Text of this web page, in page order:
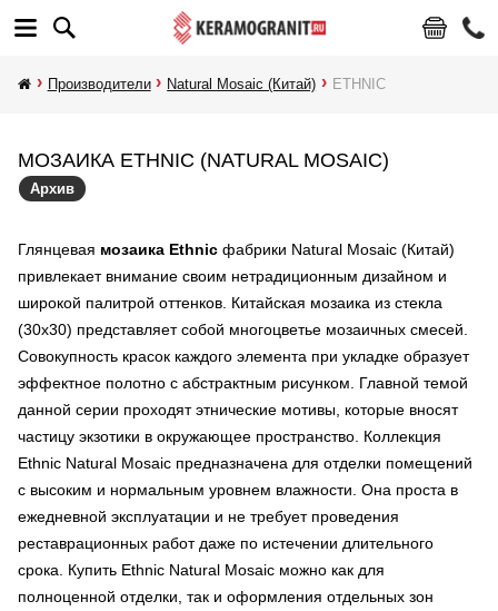
Производители Natural Mosaic (Китай) ETHNIC
МОЗАИКА ETHNIC (NATURAL MOSAIC)
Архив
Глянцевая мозаика Ethnic фабрики Natural Mosaic (Китай)
привлекает внимание своим нетрадиционным дизайном и
широкой палитрой оттенков. Китайская мозаика из стекла
(30х30) представляет собой многоцветье мозаичных смесей.
Совокупность красок каждого элемента при укладке образует
эффектное полотно с абстрактным рисунком. Главной темой
данной серии проходят этнические мотивы, которые вносят
частицу экзотики в окружающее пространство. Коллекция
Ethnic Natural Mosaic предназначена для отделки помещений
с высоким и нормальным уровнем влажности. Она проста в
ежедневной эксплуатации и не требует проведения
реставрационных работ даже по истечении длительного
срока. Купить Ethnic Natural Mosaic можно как для
полноценной отделки, так и оформления отдельных зон